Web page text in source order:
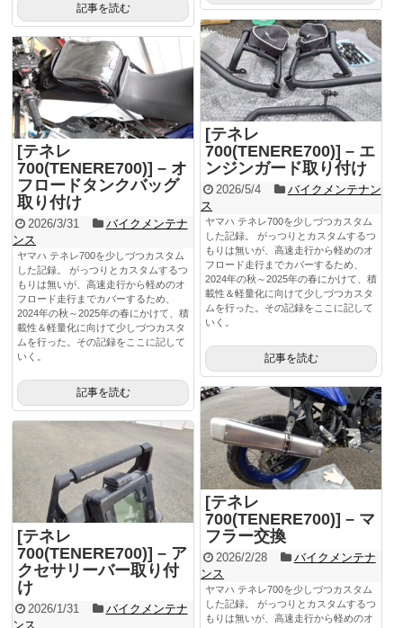
記事を読む
[テネレ
700(TENERE700)] – エ
ンジンガード取り付け
2026/5/4
バイクメンテナン
ス
ヤマハ テネレ700を少しづつカスタム
した記録。 がっつりとカスタムするつ
もりは無いが、高速走行から軽めのオ
フロード走行までカバーするため、
2024年の秋～2025年の春にかけて、積
載性＆軽量化に向けて少しづつカスタ
ムを行った。その記録をここに記して
いく。
記事を読む
[テネレ
700(TENERE700)] – オ
フロードタンクバッグ
取り付け
2026/3/31
バイクメンテナ
ンス
ヤマハ テネレ700を少しづつカスタム
した記録。 がっつりとカスタムするつ
もりは無いが、高速走行から軽めのオ
フロード走行までカバーするため、
2024年の秋～2025年の春にかけて、積
載性＆軽量化に向けて少しづつカスタ
ムを行った。その記録をここに記して
いく。
記事を読む
[テネレ
700(TENERE700)] – マ
フラー交換
2026/2/28
バイクメンテナ
ンス
ヤマハ テネレ700を少しづつカスタム
した記録。 がっつりとカスタムするつ
もりは無いが、高速走行から軽めのオ
[テネレ
700(TENERE700)] – ア
クセサリーバー取り付
け
2026/1/31
バイクメンテナ
ンス